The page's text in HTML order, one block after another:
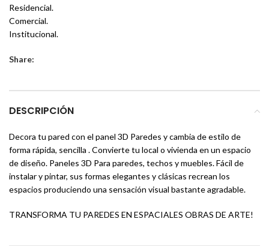
Residencial.
Comercial.
Institucional.
Share:
DESCRIPCIÓN
Decora tu pared con el panel 3D Paredes y cambia de estilo de
forma rápida, sencilla . Convierte tu local o vivienda en un espacio
de diseño. Paneles 3D Para paredes, techos y muebles. Fácil de
instalar y pintar, sus formas elegantes y clásicas recrean los
espacios produciendo una sensación visual bastante agradable.
TRANSFORMA TU PAREDES EN ESPACIALES OBRAS DE ARTE!